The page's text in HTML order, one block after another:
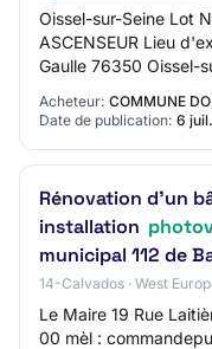
Oissel-sur-Seine Lot
ASCENSEUR Lieu
Gaulle 76350 Oissel-
Acheteur: COMMUNE
Date de publication: 6
Rénovation d'un
installation
municipal 112 de
14-Calvados · West
Le Maire 19 Rue
00 mèl :